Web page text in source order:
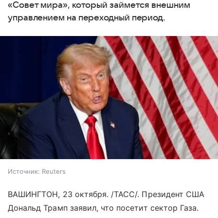
«Совет мира», который займется внешним
управлением на переходный период.
Источник: Reuters
ВАШИНГТОН, 23 октября. /ТАСС/. Президент США
Дональд Трамп заявил, что посетит сектор Газа.